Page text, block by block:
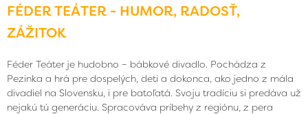
FÉDER TEÁTER - HUMOR, RADOSŤ,
ZÁŽITOK
Féder Teáter je hudobno – bábkové divadlo. Pochádza z
Pezinka a hrá pre dospelých, deti a dokonca, ako jedno z mála
divadiel na Slovensku, i pre batoľatá. Svoju tradíciu si predáva už
nejakú tú generáciu. Spracováva príbehy z regiónu, z pera